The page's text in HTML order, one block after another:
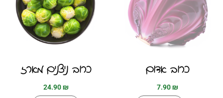
כרוב ניצנים מארז
24.90₪
כרוב אדום
7.90₪